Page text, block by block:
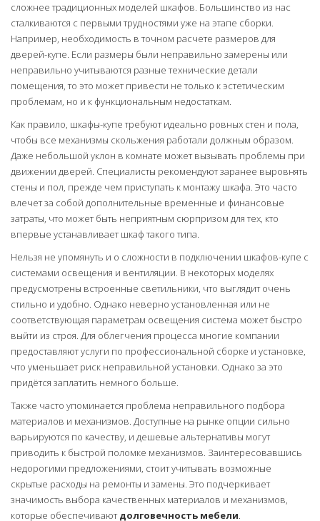
сложнее традиционных моделей шкафов. Большинство из нас
сталкиваются с первыми трудностями уже на этапе сборки.
Например, необходимость в точном расчете размеров для
дверей-купе. Если размеры были неправильно замерены или
неправильно учитываются разные технические детали
помещения, то это может привести не только к эстетическим
проблемам, но и к функциональным недостаткам.
Как правило, шкафы-купе требуют идеально ровных стен и пола,
чтобы все механизмы скольжения работали должным образом.
Даже небольшой уклон в комнате может вызывать проблемы при
движении дверей. Специалисты рекомендуют заранее выровнять
стены и пол, прежде чем приступать к монтажу шкафа. Это часто
влечет за собой дополнительные временные и финансовые
затраты, что может быть неприятным сюрпризом для тех, кто
впервые устанавливает шкаф такого типа.
Нельзя не упомянуть и о сложности в подключении шкафов-купе с
системами освещения и вентиляции. В некоторых моделях
предусмотрены встроенные светильники, что выглядит очень
стильно и удобно. Однако неверно установленная или не
соответствующая параметрам освещения система может быстро
выйти из строя. Для облегчения процесса многие компании
предоставляют услуги по профессиональной сборке и установке,
что уменьшает риск неправильной установки. Однако за это
придётся заплатить немного больше.
Также часто упоминается проблема неправильного подбора
материалов и механизмов. Доступные на рынке опции сильно
варьируются по качеству, и дешевые альтернативы могут
приводить к быстрой поломке механизмов. Заинтересовавшись
недорогими предложениями, стоит учитывать возможные
скрытые расходы на ремонты и замены. Это подчеркивает
значимость выбора качественных материалов и механизмов,
которые обеспечиваютдолговечность мебели.